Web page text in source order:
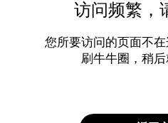
访问频繁，
您所要访问的页面不
刷牛牛圈，稍